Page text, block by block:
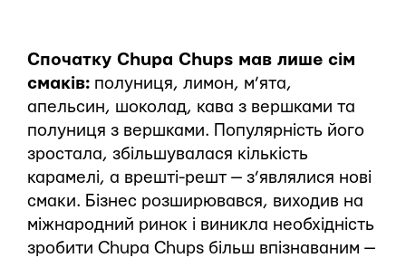
Спочатку Chupa Chups мав лише сім
смаків: полуниця, лимон, м’ята,
апельсин, шоколад, кава з вершками та
полуниця з вершками. Популярність його
зростала, збільшувалася кількість
карамелі, а врешті-решт — з’являлися нові
смаки. Бізнес розширювався, виходив на
міжнародний ринок і виникла необхідність
зробити Chupa Chups більш впізнаваним —